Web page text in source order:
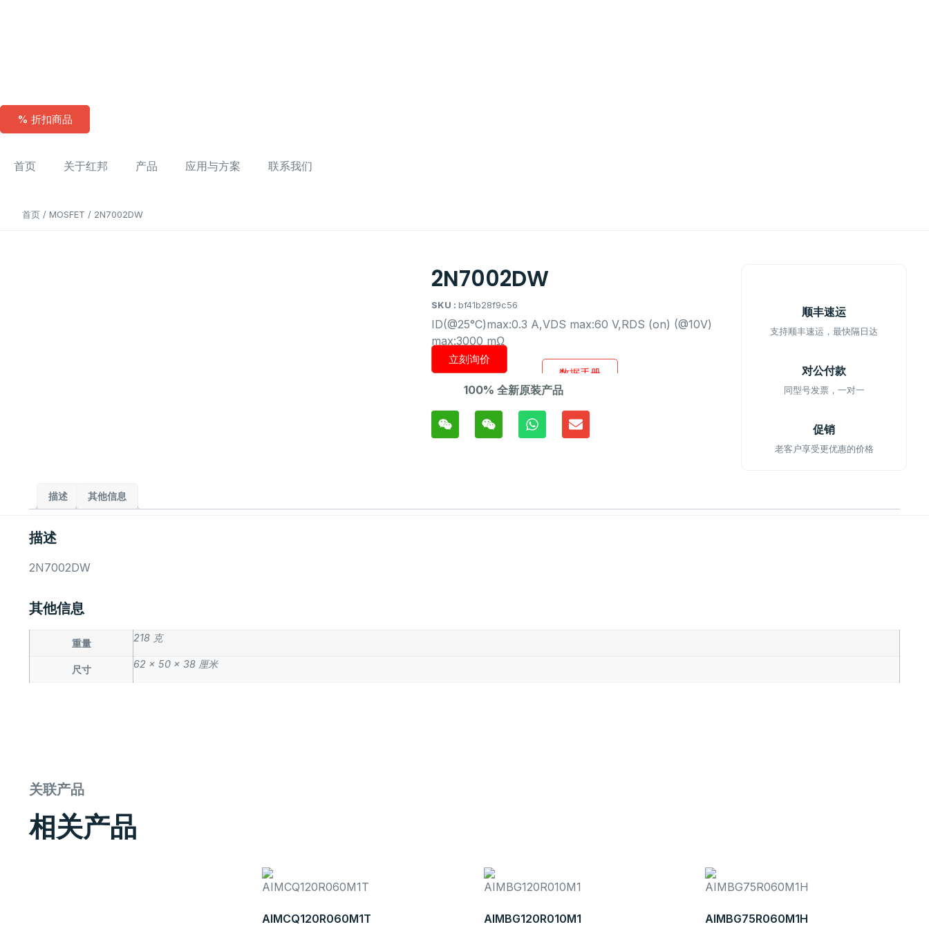
% 折扣商品
首页 关于红邦 产品 应用与方案 联系我们
首页 / MOSFET / 2N7002DW
2N7002DW
SKU : bf41b28f9c56
ID(@25°C)max:0.3 A,VDS max:60 V,RDS (on) (@10V)
max:3000 mΩ
数据手册
立刻询价
100% 全新原装产品
顺丰速运
支持顺丰速运，最快隔日达
对公付款
同型号发票，一对一
促销
老客户享受更优惠的价格
描述 其他信息
描述
2N7002DW
其他信息
重量 218 克
尺寸 62 × 50 × 38 厘米
关联产品
相关产品
AIMCQ120R060M1T AIMBG120R010M1 AIMBG75R060M1H